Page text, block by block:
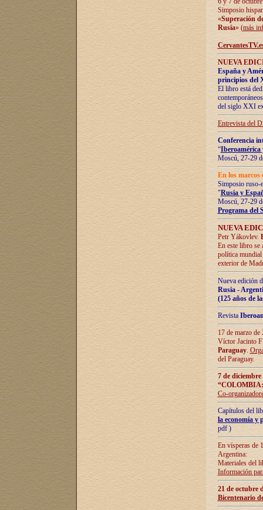
Simposio
«Superación
Rusia» (más
NUEVA
España y
principios del
El libro está
del siglo XXI
Entrevista del
Conferencia
“Iberoamérica
Moscú, 27-29
En los marcos
Simposio ruso-
"Rusia y
Moscú, 27-29
Programa del
NUEVA
Petr Yákovlev.
En este libro se
política mundial
exterior de
Nueva edición
Rusia -
(125 años de
Revista
17 de marzo
Víctor Jacinto
Paraguay.
del Paraguay.
7 de
Co-
Capítulos del
la economía y
pdf )
En vísperas de
Argentina:
Materiales del
Información
21 de octubre
Bicentenario